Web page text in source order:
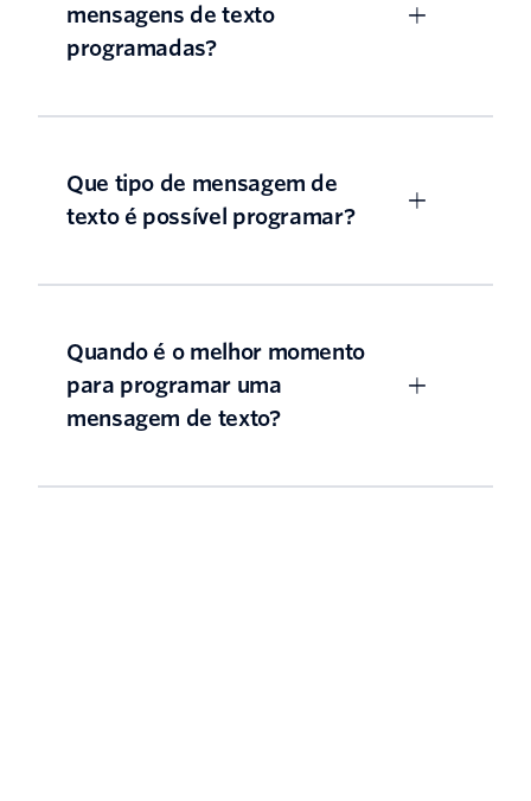
mensagens de texto
programadas?
Que tipo de mensagem de
texto é possível programar?
Quando é o melhor momento
para programar uma
mensagem de texto?